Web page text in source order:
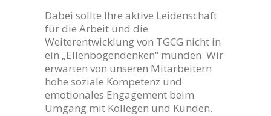
Dabei sollte Ihre aktive Leidenschaft
für die Arbeit und die
Weiterentwicklung von TGCG nicht in
ein „Ellenbogendenken“ münden. Wir
erwarten von unseren Mitarbeitern
hohe soziale Kompetenz und
emotionales Engagement beim
Umgang mit Kollegen und Kunden.